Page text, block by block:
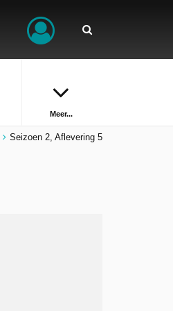
Meer...
Seizoen 2, Aflevering 5